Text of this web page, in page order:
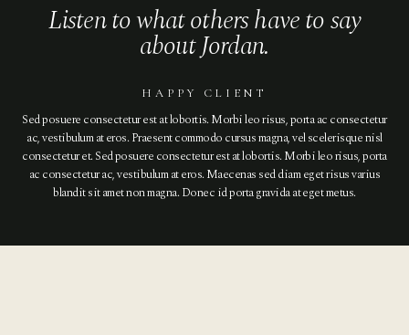
Listen to what others have to say
about Jordan.
HAPPY CLIENT
Sed posuere consectetur est at lobortis. Morbi leo risus, porta ac consectetur
ac, vestibulum at eros. Praesent commodo cursus magna, vel scelerisque nisl
consectetur et. Sed posuere consectetur est at lobortis. Morbi leo risus, porta
ac consectetur ac, vestibulum at eros. Maecenas sed diam eget risus varius
blandit sit amet non magna. Donec id porta gravida at eget metus.